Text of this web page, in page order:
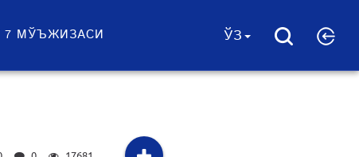
7 МЎЪЖИЗАСИ ЎЗ